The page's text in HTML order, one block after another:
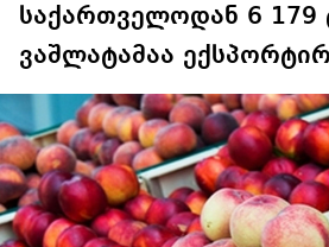
საქართველოდან 6 179
ვაშლატამაა